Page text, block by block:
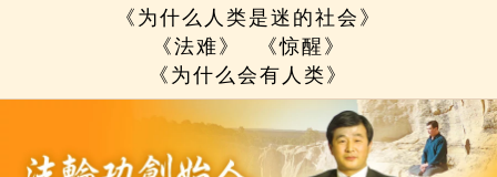
《为什么人类是迷的社会》
《法难》
《惊醒》
《为什么会有人类》